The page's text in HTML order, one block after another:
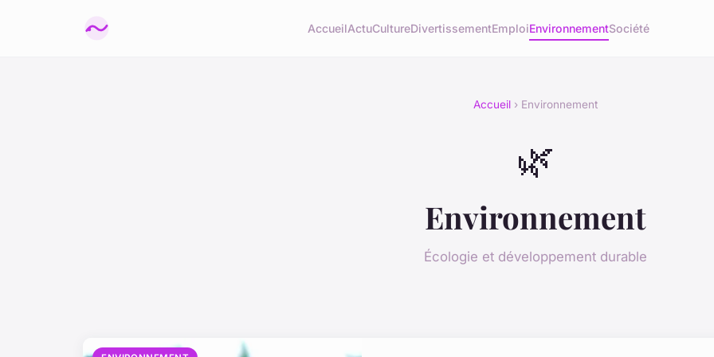
AccueilActuCultureDivertissementEmploiEnvironnementSociété
Accueil › Environnement
🌿
Environnement
Écologie et développement durable